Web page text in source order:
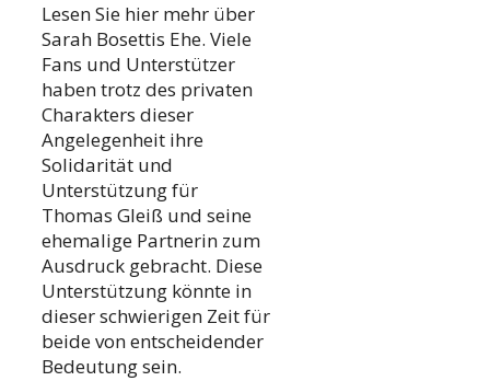
Lesen Sie hier mehr über
Sarah Bosettis Ehe. Viele
Fans und Unterstützer
haben trotz des privaten
Charakters dieser
Angelegenheit ihre
Solidarität und
Unterstützung für
Thomas Gleiß und seine
ehemalige Partnerin zum
Ausdruck gebracht. Diese
Unterstützung könnte in
dieser schwierigen Zeit für
beide von entscheidender
Bedeutung sein.